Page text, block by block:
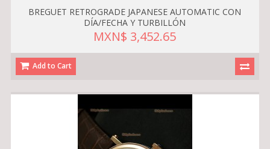
BREGUET RETROGRADE JAPANESE AUTOMATIC CON
DÍA/FECHA Y TURBILLÓN
MXN$ 3,452.65
Add to Cart